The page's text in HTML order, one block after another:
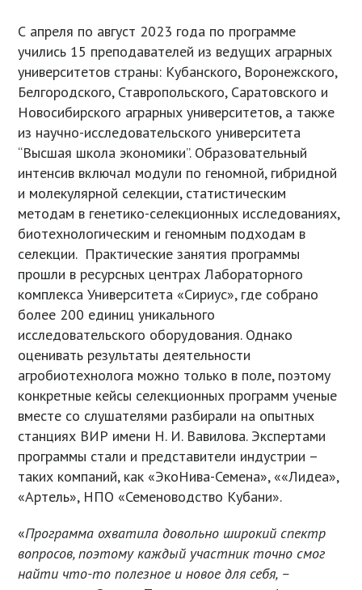
С апреля по август 2023 года по программе
учились 15 преподавателей из ведущих аграрных
университетов страны: Кубанского, Воронежского,
Белгородского, Ставропольского, Саратовского и
Новосибирского аграрных университетов, а также
из научно-исследовательского университета
“Высшая школа экономики”. Образовательный
интенсив включал модули по геномной, гибридной
и молекулярной селекции, статистическим
методам в генетико-селекционных исследованиях,
биотехнологическим и геномным подходам в
селекции. Практические занятия программы
прошли в ресурсных центрах Лабораторного
комплекса Университета «Сириус», где собрано
более 200 единиц уникального
исследовательского оборудования. Однако
оценивать результаты деятельности
агробиотехнолога можно только в поле, поэтому
конкретные кейсы селекционных программ ученые
вместе со слушателями разбирали на опытных
станциях ВИР имени Н. И. Вавилова. Экспертами
программы стали и представители индустрии –
таких компаний, как «ЭкоНива-Семена», ««Лидеа»,
«Артель», НПО «Семеноводство Кубани».
«Программа охватила довольно широкий спектр
вопросов, поэтому каждый участник точно смог
найти что-то полезное и новое для себя, –